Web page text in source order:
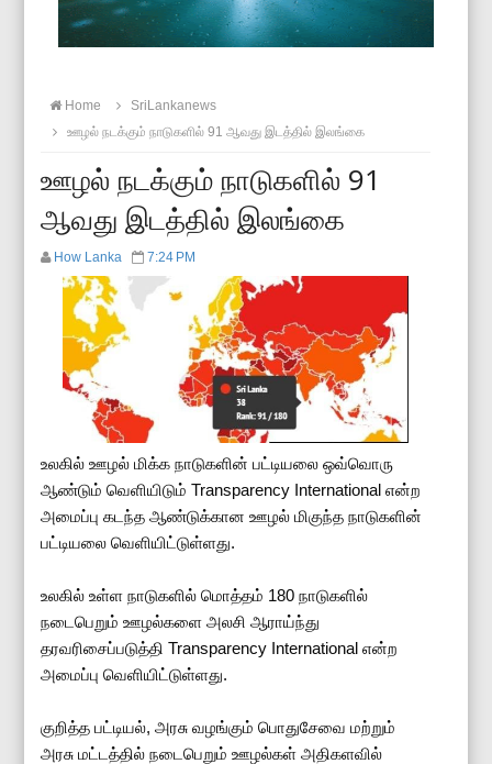
Home
SriLankanews
ஊழல் நடக்கும் நாடுகளில் 91 ஆவது இடத்தில் இலங்கை
ஊழல் நடக்கும் நாடுகளில் 91
ஆவது இடத்தில் இலங்கை
How Lanka 7:24 PM
உலகில் ஊழல் மிக்க நாடுகளின் பட்டியலை ஒவ்வொரு
ஆண்டும் வெளியிடும் Transparency International என்ற
அமைப்பு கடந்த ஆண்டுக்கான ஊழல் மிகுந்த நாடுகளின்
பட்டியலை வெளியிட்டுள்ளது.
உலகில் உள்ள நாடுகளில் மொத்தம் 180 நாடுகளில்
நடைபெறும் ஊழல்களை அலசி ஆராய்ந்து
தரவரிசைப்படுத்தி Transparency International என்ற
அமைப்பு வெளியிட்டுள்ளது.
குறித்த பட்டியல், அரசு வழங்கும் பொதுசேவை மற்றும்
அரசு மட்டத்தில் நடைபெறும் ஊழல்கள் அதிகளவில்